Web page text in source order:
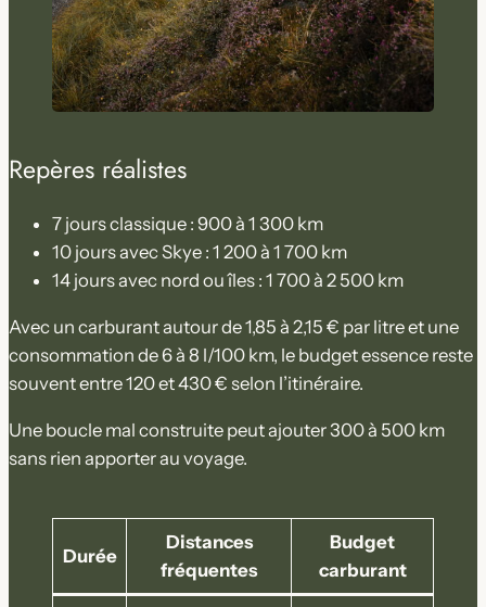
Repères réalistes
7 jours classique : 900 à 1 300 km
10 jours avec Skye : 1 200 à 1 700 km
14 jours avec nord ou îles : 1 700 à 2 500 km
Avec un carburant autour de 1,85 à 2,15 € par litre et une
consommation de 6 à 8 l/100 km, le budget essence reste
souvent entre 120 et 430 € selon l’itinéraire.
Une boucle mal construite peut ajouter 300 à 500 km
sans rien apporter au voyage.
Durée
Distances
fréquentes
Budget
carburant